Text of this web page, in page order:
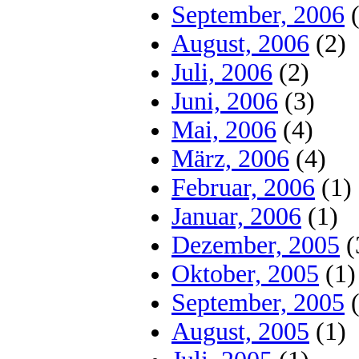
September, 2006
August, 2006 (2)
Juli, 2006 (2)
Juni, 2006 (3)
Mai, 2006 (4)
März, 2006 (4)
Februar, 2006 (1)
Januar, 2006 (1)
Dezember, 2005
Oktober, 2005 (1)
September, 2005
August, 2005 (1)